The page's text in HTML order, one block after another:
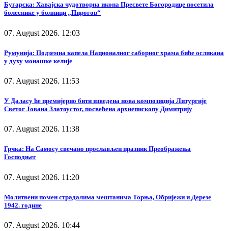
Бугарска: Хавајска чудотворна икона Пресвете Богородице посетила
болеснике у болници „Пирогов“
07. August 2026. 12:03
Румунија: Подземна капела Националног саборног храма биће осликана
у духу монашке келије
07. August 2026. 11:53
У Даласу ће премијерно бити изведена нова композиција Литургије
Светог Јована Златоустог, посвећена архиепископу Димитрију
07. August 2026. 11:38
Грчка: На Самосу свечано прослављен празник Преображења
Господњег
07. August 2026. 11:20
Молитвени помен страдалима мештанима Торња, Обријежи и Дерезе
1942. године
07. August 2026. 10:44